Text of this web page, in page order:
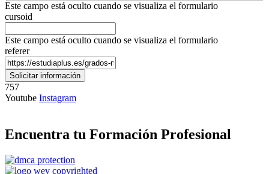
Este campo está oculto cuando se visualiza el formulario
cursoid
Este campo está oculto cuando se visualiza el formulario
referer
757
Youtube Instagram
Encuentra tu Formación Profesional